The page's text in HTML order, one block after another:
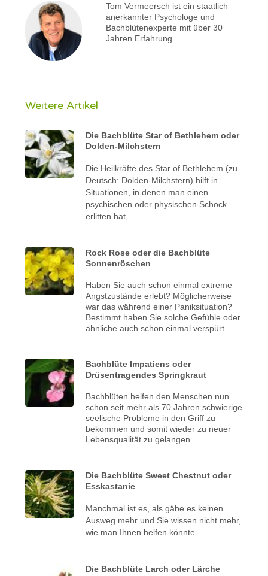
Tom Vermeersch ist ein staatlich
anerkannter Psychologe und
Bachblütenexperte mit über 30
Jahren Erfahrung.
Weitere Artikel
Die Bachblüte Star of Bethlehem oder
Dolden-Milchstern
Die Heilkräfte des Star of Bethlehem (zu
Deutsch: Dolden-Milchstern) hilft in
Situationen, in denen man einen
psychischen oder physischen Schock
erlitten hat,...
Rock Rose oder die Bachblüte
Sonnenröschen
Haben Sie auch schon einmal extreme
Angstzustände erlebt? Möglicherweise
war das während einer Paniksituation?
Bestimmt haben Sie solche Gefühle oder
ähnliche auch schon einmal verspürt...
Bachblüte Impatiens oder
Drüsentragendes Springkraut
Bachblüten helfen den Menschen nun
schon seit mehr als 70 Jahren schwierige
seelische Probleme in den Griff zu
bekommen und somit wieder zu neuer
Lebensqualität zu gelangen.
Die Bachblüte Sweet Chestnut oder
Esskastanie
Manchmal ist es, als gäbe es keinen
Ausweg mehr und Sie wissen nicht mehr,
wie man Ihnen helfen könnte.
Die Bachblüte Larch oder Lärche